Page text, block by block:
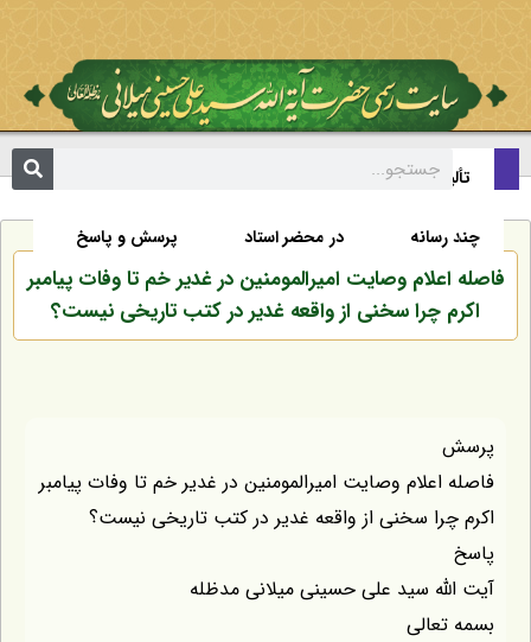
تألیفات
پرسش و پاسخ در محضر استاد چند رسانه
فاصله اعلام وصایت امیرالمومنین در غدیر خم تا وفات پیامبر
اکرم چرا سخنی از واقعه غدیر در کتب تاریخی نیست؟
پرسش
فاصله اعلام وصایت امیرالمومنین در غدیر خم تا وفات پیامبر
اکرم چرا سخنی از واقعه غدیر در کتب تاریخی نیست؟
پاسخ
آیت الله سید علی حسینی میلانی مدظله
بسمه تعالی